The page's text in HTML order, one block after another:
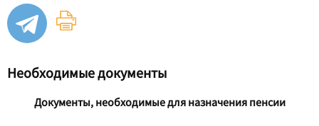
Необходимые документы
Документы, необходимые для назначения пенсии